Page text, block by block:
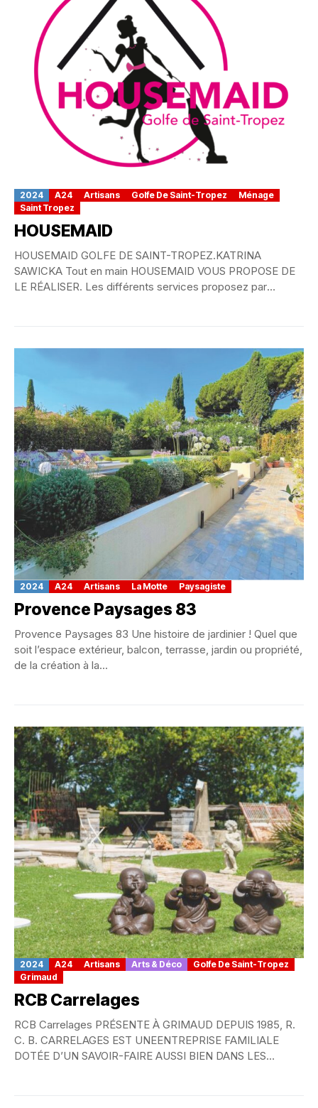
2024 A24 Artisans Golfe De Saint-Tropez
Ménage
Saint Tropez
HOUSEMAID
HOUSEMAID GOLFE DE SAINT-TROPEZ.KATRINA
SAWICKA Tout en main HOUSEMAID VOUS PROPOSE DE
LE RÉALISER. Les différents services proposez par
2024 A24 Artisans La Motte Paysagiste
Provence Paysages 83
Provence Paysages 83 Une histoire de jardinier ! Quel que
soit l’espace extérieur, balcon, terrasse, jardin ou propriété,
de la création à la...
2024 A24 Artisans Arts & Déco
Golfe De Saint-Tropez
Grimaud
RCB Carrelages
RCB Carrelages PRÉSENTE À GRIMAUD DEPUIS 1985, R.
C. B. CARRELAGES EST UNEENTREPRISE FAMILIALE
DOTÉE D’UN SAVOIR-FAIRE AUSSI BIEN DANS LES